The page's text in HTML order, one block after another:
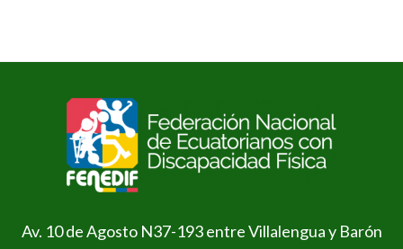
Av. 10 de Agosto N37-193 entre Villalengua y Barón